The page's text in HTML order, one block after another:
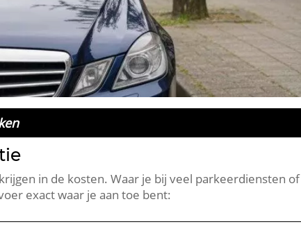
in de kosten. Waar je bij veel parkeerdiensten of
exact waar je aan toe bent: